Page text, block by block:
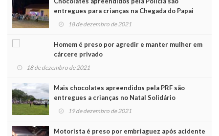
entregues para crianças na Chegada do Papai
Noel 18 de dezembro de 2021
Homem é preso por agredir e manter mulher em
cárcere privado
18 de dezembro de 2021
Mais chocolates apreendidos pela PRF são
entregues a crianças no Natal Solidário
19 de dezembro de 2021
Motorista é preso por embriaguez após acidente